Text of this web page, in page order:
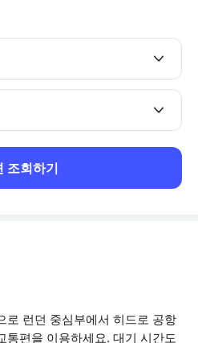
조회하기
로 런던 중심부에서 히드로 공항
통편을 이용하세요. 대기 시간도